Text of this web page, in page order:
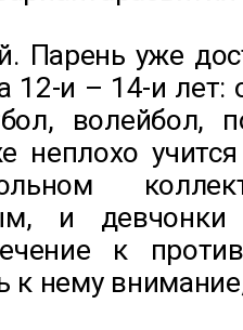
Парень уже
12-и – 14-и лет:
волейбол,
неплохо
и
к
к нему